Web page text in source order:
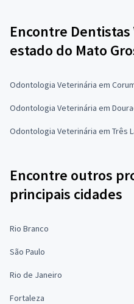
Encontre
estado do Mato
Odontologia Veterinária em
Odontologia Veterinária em
Odontologia Veterinária em Três
Encontre outros
principais cidades
Rio Branco
São Paulo
Rio de Janeiro
Fortaleza